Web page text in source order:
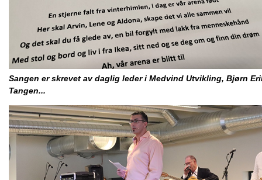
Sangen er skrevet av daglig leder i Medvind Utvikling, Bjørn
Tangen...